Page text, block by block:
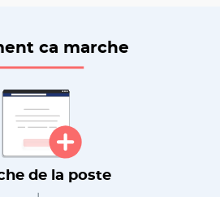
ca marche
de la poste